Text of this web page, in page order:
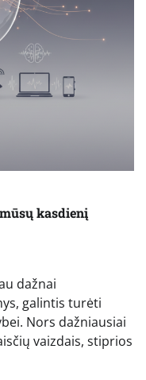
kasdienį
dažnai
galintis turėti
Nors dažniausiai
vaizdais, stiprios